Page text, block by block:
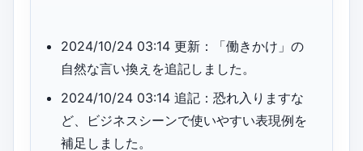
2024/10/24 03:14 更新：「働きかけ」の
自然な言い換えを追記しました。
2024/10/24 03:14 追記：恐れ入りますな
ど、ビジネスシーンで使いやすい表現例を
補足しました。